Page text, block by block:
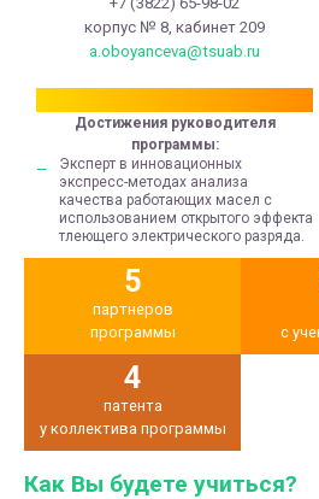
корпус № 8, кабинет 209
a.oboyanceva@tsuab.ru
Достижения руководителя
программы:
Эксперт в инновационных
экспресс-методах анализа
качества работающих масел с
использованием открытого эффекта
тлеющего электрического разряда.
5
партнеров
программы
с
4
патента
у коллектива программы
Как Вы будете учиться?